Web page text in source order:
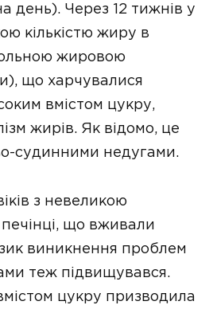
день). Через 12 тижнів у
кількістю жиру в
жировою
що харчувалися
вмістом цукру,
жирів. Як відомо, це
судинними недугами.
з невеликою
печінці, що вживали
виникнення проблем
теж підвищувався.
цукру призводила